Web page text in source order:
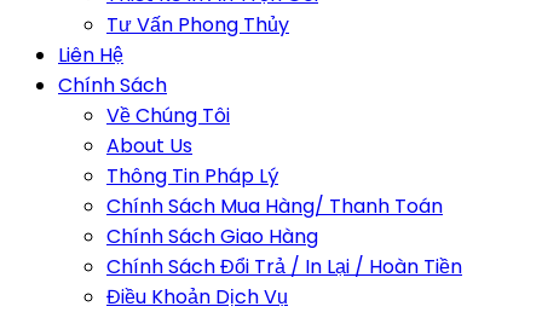
Tư Vấn Phong Thủy
Liên Hệ
Chính Sách
Về Chúng Tôi
About Us
Thông Tin Pháp Lý
Chính Sách Mua Hàng/ Thanh Toán
Chính Sách Giao Hàng
Chính Sách Đổi Trả / In Lại / Hoàn Tiền
Điều Khoản Dịch Vụ